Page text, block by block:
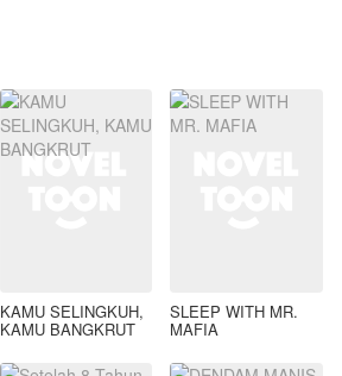
KAMU SELINGKUH,
KAMU BANGKRUT
SLEEP WITH MR.
MAFIA